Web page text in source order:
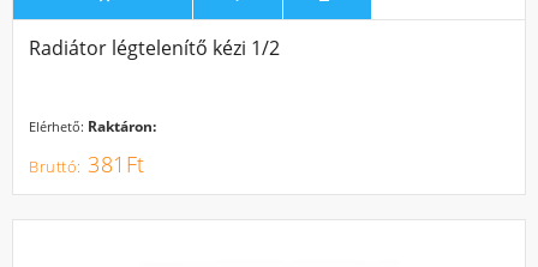
Radiátor légtelenítő kézi 1/2
Elérhető: Raktáron:
381Ft